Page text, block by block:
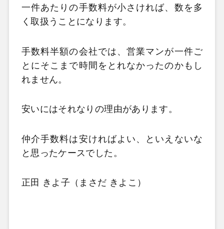
一件あたりの手数料が小さければ、数を多
く取扱うことになります。
手数料半額の会社では、営業マンが一件ご
とにそこまで時間をとれなかったのかもし
れません。
安いにはそれなりの理由があります。
仲介手数料は安ければよい、といえないな
と思ったケースでした。
正田 きよ子（まさだ きよこ）